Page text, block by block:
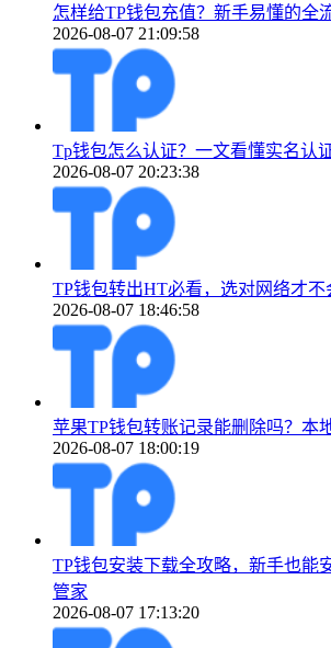
怎样给TP钱包充值？新手易懂的全
2026-08-07 21:09:58
Tp钱包怎么认证？一文看懂实名认
2026-08-07 20:23:38
TP钱包转出HT必看，选对网络才不
2026-08-07 18:46:58
苹果TP钱包转账记录能删除吗？本
2026-08-07 18:00:19
TP钱包安装下载全攻略，新手也能
管家
2026-08-07 17:13:20